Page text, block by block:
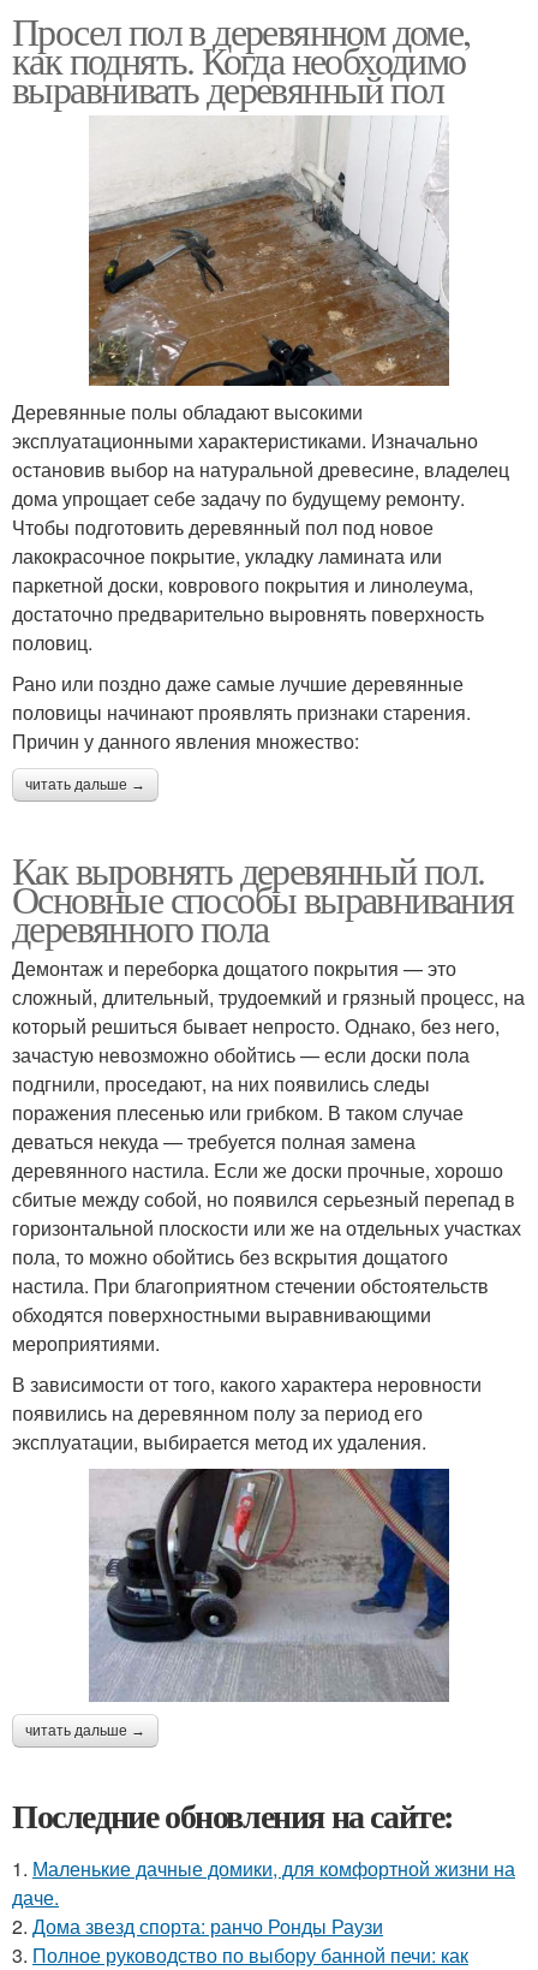
Просел пол в деревянном доме,
как поднять. Когда необходимо
выравнивать деревянный пол
Деревянные полы обладают высокими
эксплуатационными характеристиками. Изначально
остановив выбор на натуральной древесине, владелец
дома упрощает себе задачу по будущему ремонту.
Чтобы подготовить деревянный пол под новое
лакокрасочное покрытие, укладку ламината или
паркетной доски, коврового покрытия и линолеума,
достаточно предварительно выровнять поверхность
половиц.
Рано или поздно даже самые лучшие деревянные
половицы начинают проявлять признаки старения.
Причин у данного явления множество:
читать дальше →
Как выровнять деревянный пол.
Основные способы выравнивания
деревянного пола
Демонтаж и переборка дощатого покрытия — это
сложный, длительный, трудоемкий и грязный процесс, на
который решиться бывает непросто. Однако, без него,
зачастую невозможно обойтись — если доски пола
подгнили, проседают, на них появились следы
поражения плесенью или грибком. В таком случае
деваться некуда — требуется полная замена
деревянного настила. Если же доски прочные, хорошо
сбитые между собой, но появился серьезный перепад в
горизонтальной плоскости или же на отдельных участках
пола, то можно обойтись без вскрытия дощатого
настила. При благоприятном стечении обстоятельств
обходятся поверхностными выравнивающими
мероприятиями.
В зависимости от того, какого характера неровности
появились на деревянном полу за период его
эксплуатации, выбирается метод их удаления.
читать дальше →
Последние обновления на сайте:
1. Маленькие дачные домики, для комфортной жизни на
даче.
2. Дома звезд спорта: ранчо Ронды Раузи
3. Полное руководство по выбору банной печи: как